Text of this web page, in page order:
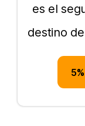
Mejor
Seguro
es el
destino